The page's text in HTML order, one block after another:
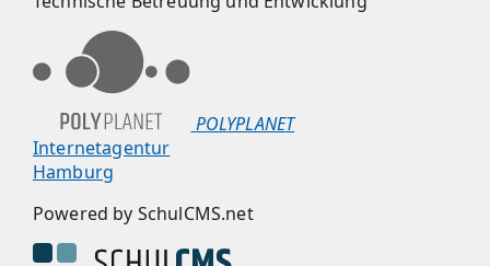
POLYPLANET
Internetagentur
Hamburg
Powered by SchulCMS.net